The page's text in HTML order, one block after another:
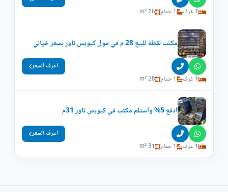
1 غرف 1 حمام 26 m²
مكتب لقطة للبيع 28 م في مول كيوبس تاور بسعر خيالي
1 غرف 1 حمام 28 m²
اعرف السعر
ادفع 5% واستلم مكتب في كيوبس تاور 31م
1 غرف 1 حمام 31 m²
اعرف السعر